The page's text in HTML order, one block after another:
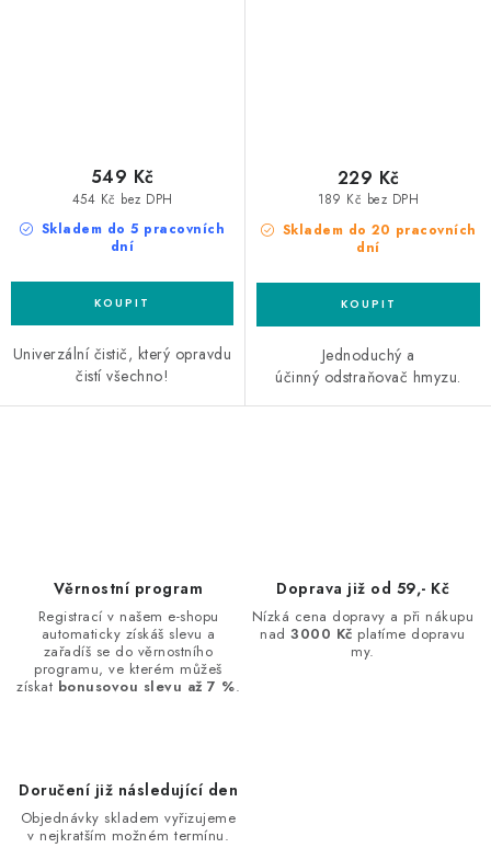
Skladem do 5 pracovních
dní
454 Kč bez DPH
549 Kč
Univerzální čistič, který opravdu
čistí všechno!
Skladem do 20 pracovních
dní
189 Kč bez DPH
229 Kč
Jednoduchý a
účinný odstraňovač hmyzu.
p
k
y
Věrnostní program
Registrací v našem e-shopu
automaticky získáš slevu a
zařadíš se do věrnostního
programu, ve kterém můžeš
získat bonusovou slevu až 7 %.
Doprava již od 59,- Kč
Nízká cena dopravy a při nákupu
nad3000 Kč platíme dopravu
my.
Doručení již následující den
Objednávky skladem vyřizujeme
v nejkratším možném termínu.